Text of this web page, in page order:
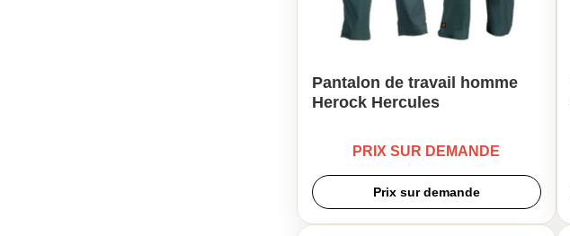
Pantalon de travail homme
Herock Hercules
PRIX SUR DEMANDE
Prix sur demande